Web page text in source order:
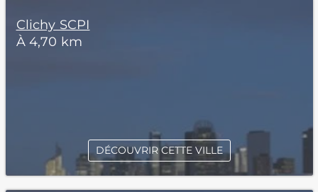
Clichy SCPI
À 4,70 km
DÉCOUVRIR CETTE VILLE